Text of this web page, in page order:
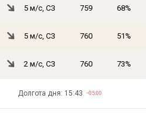
5 м/с, СЗ 759 68%
5 м/с, СЗ 760 51%
2 м/с, СЗ 760 73%
Долгота дня: 15:43 −05:00